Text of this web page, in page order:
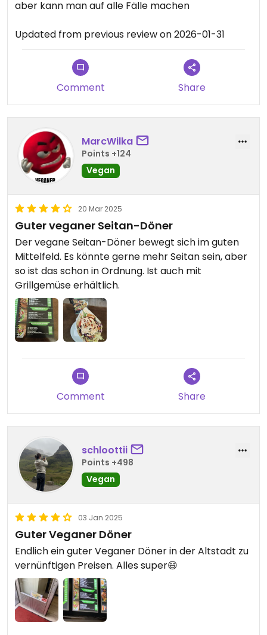
aber kann man auf alle Fälle machen
Updated from previous review on 2026-01-31
Comment Share
MarcWilka
Points +124
Vegan
20 Mar 2025
Guter veganer Seitan-Döner
Der vegane Seitan-Döner bewegt sich im guten
Mittelfeld. Es könnte gerne mehr Seitan sein, aber
so ist das schon in Ordnung. Ist auch mit
Grillgemüse erhältlich.
Comment Share
schloottii
Points +498
Vegan
03 Jan 2025
Guter Veganer Döner
Endlich ein guter Veganer Döner in der Altstadt zu
vernünftigen Preisen. Alles super😄